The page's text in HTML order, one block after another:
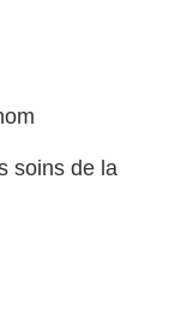
soins de la